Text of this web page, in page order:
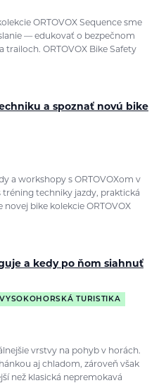
ORTOVOX Sequence sme
— edukovať o bezpečnom
trailoch. ORTOVOX Bike Safety
a spoznať novú bike
a workshopy s ORTOVOXom v
tréning techniky jazdy, praktická
bike kolekcie ORTOVOX
a kedy po ňom siahnuť
VYSOKOHORSKÁ TURISTIKA
vrstvy na pohyb v horách.
aj chladom, zároveň však
než klasická nepremokavá